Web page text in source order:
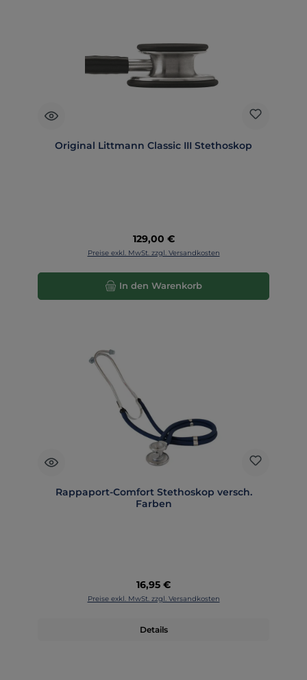
Original Littmann Classic III Stethoskop
Regulärer Preis:
129,00 €
Preise exkl. MwSt. zzgl. Versandkosten
In den Warenkorb
Rappaport-Comfort Stethoskop versch.
Farben
Regulärer Preis:
16,95 €
Preise exkl. MwSt. zzgl. Versandkosten
Details